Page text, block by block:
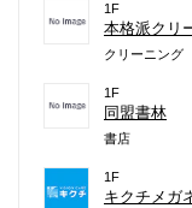
1F
本格派クリ
クリーニング
1F
同盟書林
書店
1F
キクチメガ